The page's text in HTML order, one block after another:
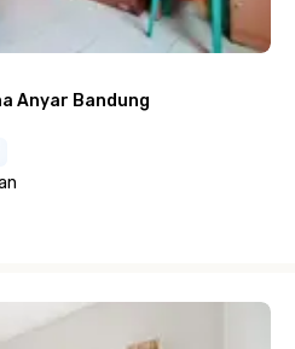
Anyar Bandung